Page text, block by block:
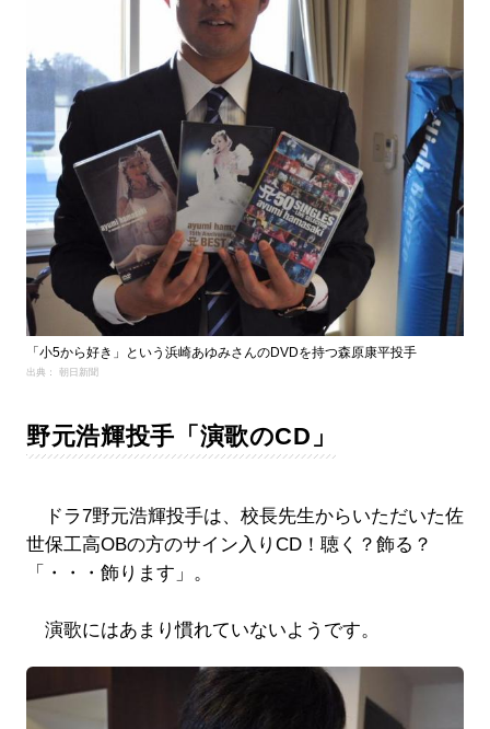
「小5から好き」という浜崎あゆみさんのDVDを持つ森原康平投手
出典： 朝日新聞
野元浩輝投手「演歌のCD」
ドラ7野元浩輝投手は、校長先生からいただいた佐
世保工高OBの方のサイン入りCD！聴く？飾る？
「・・・飾ります」。
演歌にはあまり慣れていないようです。